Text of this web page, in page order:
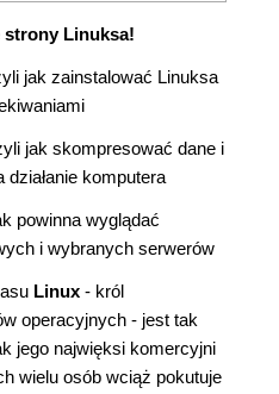
Linuksa!
jak zainstalować Linuksa
jak skompresować dane i
komputera
powinna wyglądać
i wybranych serwerów
Linux - król
operacyjnych - jest tak
jego najwięksi komercyjni
wielu osób wciąż pokutuje